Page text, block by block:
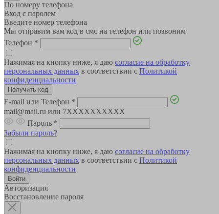
По номеру телефона
Вход с паролем
Введите номер телефона
Мы отправим вам код в смс на телефон или позвоним
Телефон *
Нажимая на кнопку ниже, я даю согласие на обработку
персональных данных в соответствии с Политикой
конфиденциальности
E-mail или Телефон *
mail@mail.ru или 7XXXXXXXXXX
Пароль *
Забыли пароль?
Нажимая на кнопку ниже, я даю согласие на обработку
персональных данных в соответствии с Политикой
конфиденциальности
Авторизация
Восстановление пароля